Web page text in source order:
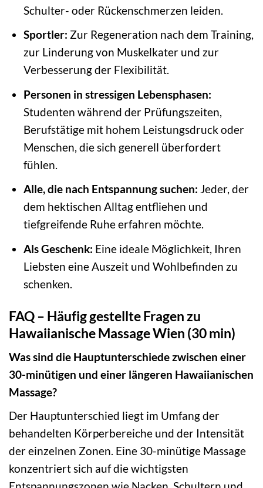
Schulter- oder Rückenschmerzen leiden.
Sportler: Zur Regeneration nach dem Training,
zur Linderung von Muskelkater und zur
Verbesserung der Flexibilität.
Personen in stressigen Lebensphasen:
Studenten während der Prüfungszeiten,
Berufstätige mit hohem Leistungsdruck oder
Menschen, die sich generell überfordert
fühlen.
Alle, die nach Entspannung suchen: Jeder, der
dem hektischen Alltag entfliehen und
tiefgreifende Ruhe erfahren möchte.
Als Geschenk: Eine ideale Möglichkeit, Ihren
Liebsten eine Auszeit und Wohlbefinden zu
schenken.
FAQ – Häufig gestellte Fragen zu
Hawaiianische Massage Wien (30 min)
Was sind die Hauptunterschiede zwischen einer
30-minütigen und einer längeren Hawaiianischen
Massage?
Der Hauptunterschied liegt im Umfang der
behandelten Körperbereiche und der Intensität
der einzelnen Zonen. Eine 30-minütige Massage
konzentriert sich auf die wichtigsten